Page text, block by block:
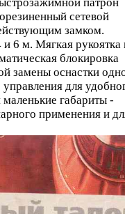
сетевой
замком.
и 6 м. Мягкая рукоятка
блокировка
замены оснастки
для
габариты -
применения и